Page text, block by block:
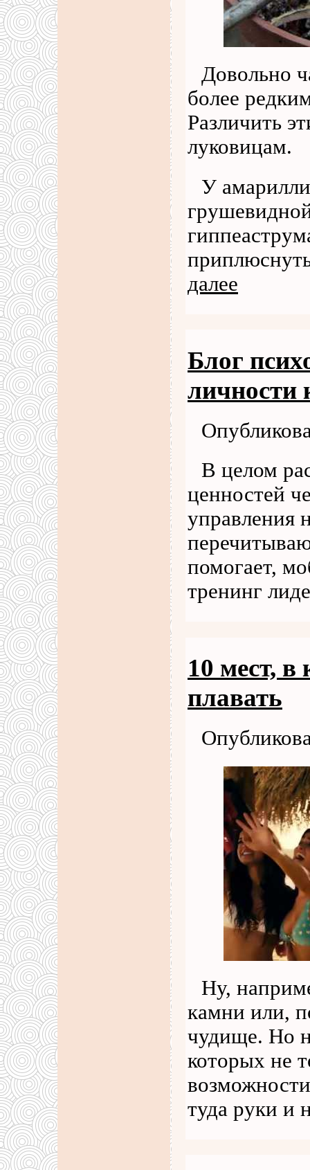
Довольно
более
Различить
луковицам.
У
далее
Блог
личности
В целом
ценностей
управления
помогает,
тренинг
10 мест,
плавать
Ну,
камни или,
чудище. Но
которых не
туда руки и